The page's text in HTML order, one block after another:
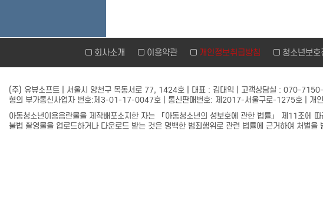
회사소개 이용약관 개인정보취급방침 청소년보호
(주) 유뷰소프트 | 서울시 양천구 목동서로 77, 1424호 | 대표 : 김대익 | 고객상담실 : 070-
형의 부가통신사업자 번호:제3-01-17-0047호 | 통신판매번호: 제2017-서울구로-1275호 | 개
아동청소년이용음란물을 제작배포소지한 자는 「아동청소년의 성보호에 관한 법률」 제11조에
불법 촬영물을 업로드하거나 다운로드 받는 것은 명백한 범죄행위로 관련 법률에 근거하여 처벌을